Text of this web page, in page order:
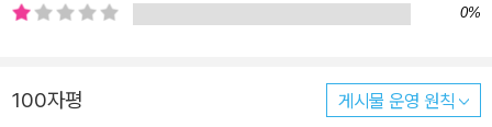
0%
100자평 게시물 운영 원칙